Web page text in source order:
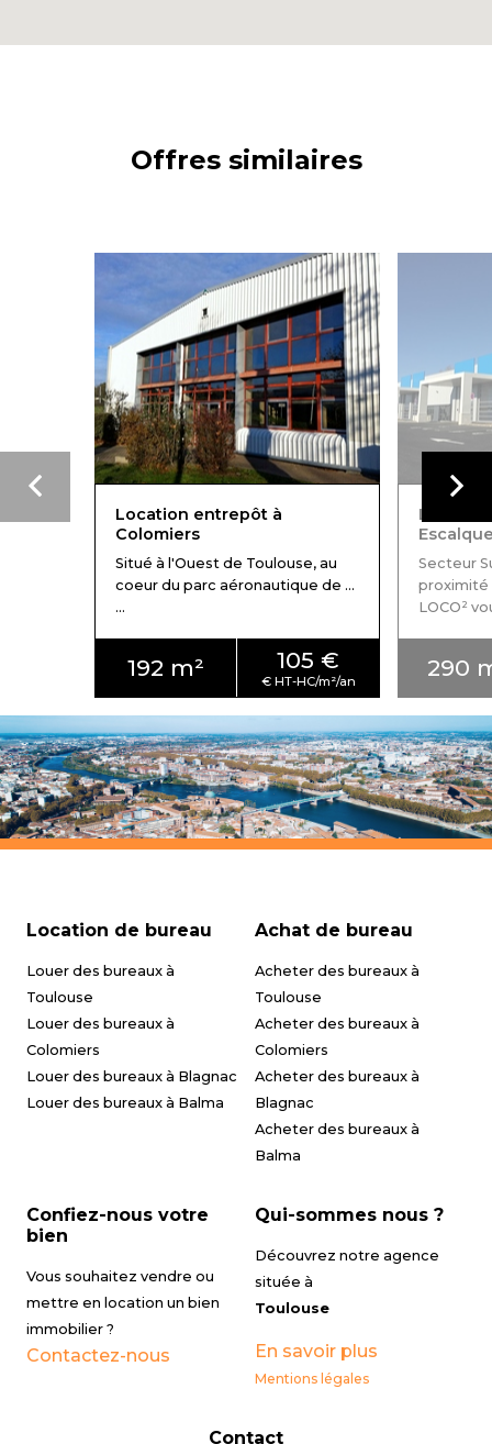
Offres similaires
Location entrepôt à
Colomiers
Situé à l'Ouest de Toulouse, au
coeur du parc aéronautique de ...
...
192 m² 105 €
Secteur
proximité
LOCO²
290
Location de bureau
Louer des bureaux à
Toulouse
Louer des bureaux à
Colomiers
Louer des bureaux à Blagnac
Louer des bureaux à Balma
Achat de bureau
Acheter des bureaux à
Toulouse
Acheter des bureaux à
Colomiers
Acheter des bureaux à
Blagnac
Acheter des bureaux à
Balma
Confiez-nous votre
bien
Vous souhaitez vendre ou
mettre en location un bien
immobilier ?
Contactez-nous
Qui-sommes nous ?
Découvrez notre agence
située à
Toulouse
En savoir plus
Mentions légales
Contact